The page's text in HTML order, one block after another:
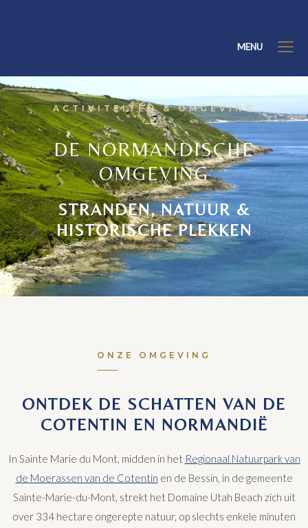
MENU
ACTIVITEITEN & OMGEVING
DE NORMANDISCHE
OMGEVING
STRANDEN, NATUUR &
HISTORISCHE PLEKKEN
ONZE OMGEVING
ONTDEK DE SCHATTEN VAN DE
COTENTIN EN NORMANDIË
In Sainte Marie du Mont, midden in het Regionaal Natuurpark van
de Moerassen van de Cotentin en de Bessin, in de gemeente
Sainte-Marie-du-Mont, strekt het Domaine Utah Beach zich uit
over 334 hectare ongerepte natuur, op slechts enkele minuten